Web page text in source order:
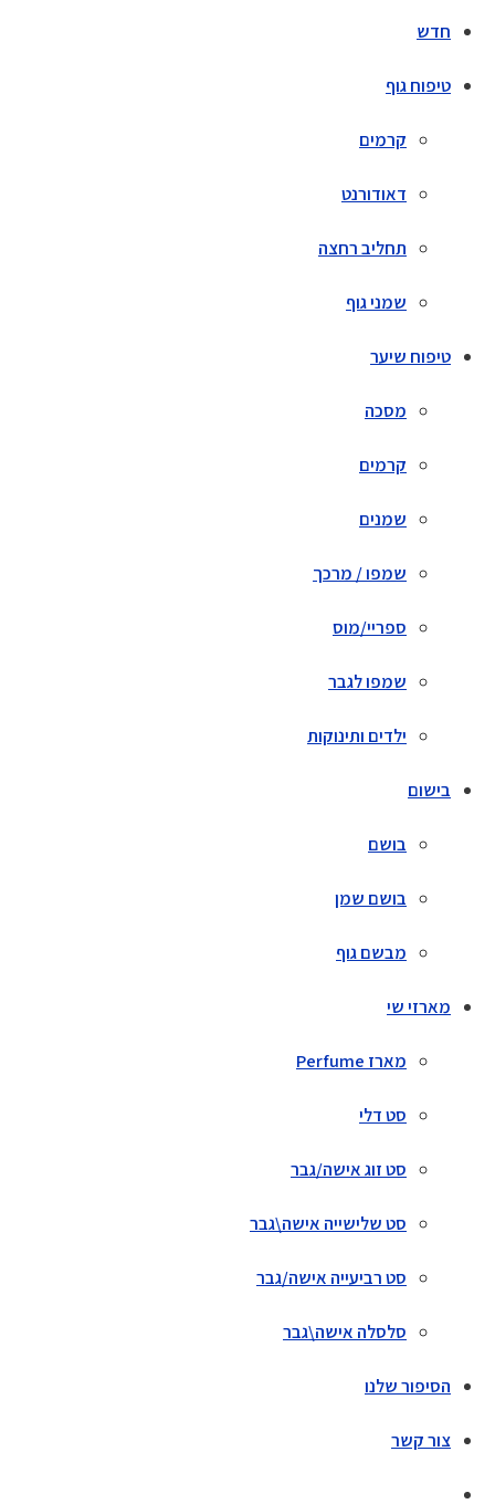
חדש
טיפוח גוף
קרמים
דאודורנט
תחליב רחצה
שמני גוף
טיפוח שיער
מסכה
קרמים
שמנים
שמפו / מרכך
ספריי/מוס
שמפו לגבר
ילדים ותינוקות
בישום
בושם
בושם שמן
מבשם גוף
מארזי שי
מארז Perfume
סט דלי
סט זוג אישה/גבר
סט שלישייה אישה\גבר
סט רביעייה אישה/גבר
סלסלה אישה\גבר
הסיפור שלנו
צור קשר